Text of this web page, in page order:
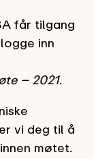
får tilgang
inn
– 2021.
vi deg til å
møtet.